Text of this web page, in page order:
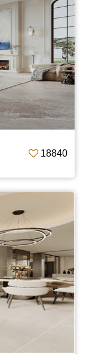
18840